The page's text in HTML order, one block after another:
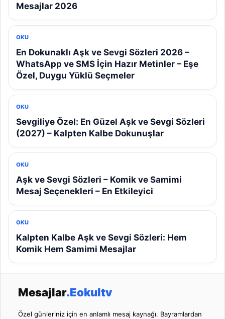
Mesajlar 2026
OKU
En Dokunaklı Aşk ve Sevgi Sözleri 2026 –
WhatsApp ve SMS İçin Hazır Metinler – Eşe
Özel, Duygu Yüklü Seçmeler
OKU
Sevgiliye Özel: En Güzel Aşk ve Sevgi Sözleri
(2027) – Kalpten Kalbe Dokunuşlar
OKU
Aşk ve Sevgi Sözleri – Komik ve Samimi
Mesaj Seçenekleri – En Etkileyici
OKU
Kalpten Kalbe Aşk ve Sevgi Sözleri: Hem
Komik Hem Samimi Mesajlar
Mesajlar.Eokultv
Özel günleriniz için en anlamlı mesaj kaynağı. Bayramlardan